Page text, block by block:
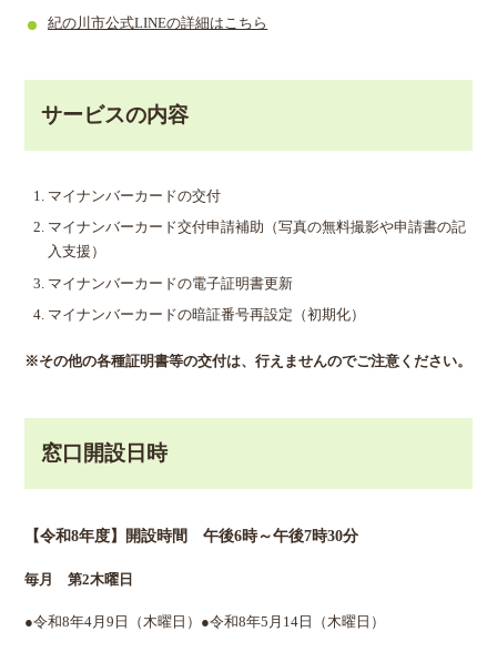
紀の川市公式LINEの詳細はこちら
サービスの内容
マイナンバーカードの交付
マイナンバーカード交付申請補助（写真の無料撮影や申請書の記
入支援）
マイナンバーカードの電子証明書更新
マイナンバーカードの暗証番号再設定（初期化）
※その他の各種証明書等の交付は、行えませんのでご注意ください。
窓口開設日時
【令和8年度】開設時間 午後6時～午後7時30分
毎月 第2木曜日
●令和8年4月9日（木曜日）●令和8年5月14日（木曜日）